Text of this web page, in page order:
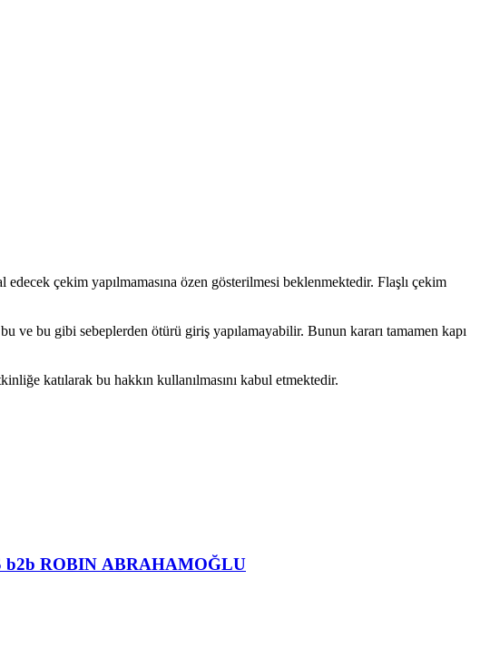
çekim yapılmamasına özen gösterilmesi beklenmektedir. Flaşlı çekim
ve bu gibi sebeplerden ötürü giriş yapılamayabilir. Bunun kararı tamamen kapı
katılarak bu hakkın kullanılmasını kabul etmektedir.
b2b ROBIN ABRAHAMOĞLU